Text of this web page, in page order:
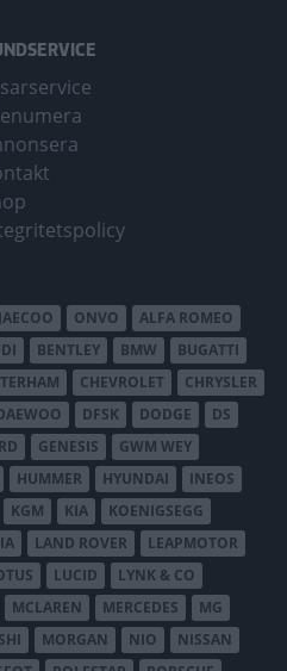
JAECOO ONVO
ALFA ROMEO
BENTLEY BMW
BUGATTI
CHEVROLET
CHRYSLER
DFSK DODGE
DS
GENESIS
GWM WEY
HUMMER HYUNDAI
INEOS
KGM KIA
KOENIGSEGG
LAND ROVER
LEAPMOTOR
LUCID
LYNK & CO
MCLAREN MERCEDES
MG
MORGAN NIO
NISSAN